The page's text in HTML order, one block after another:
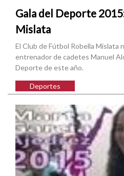
Gala del Deporte
Mislata
El Club de Fútbol Robella Mislata
entrenador de cadetes Manuel
Deporte de este año.
Deportes